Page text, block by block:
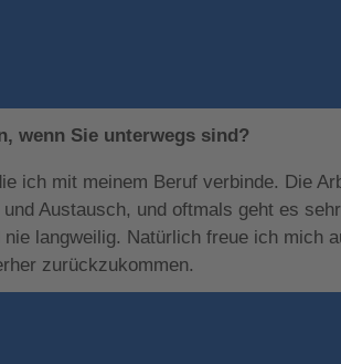
wenn Sie unterwegs sind?
ich mit meinem Beruf verbinde. Die
Austausch, und oftmals geht es
langweilig. Natürlich freue ich mich
zurückzukommen.